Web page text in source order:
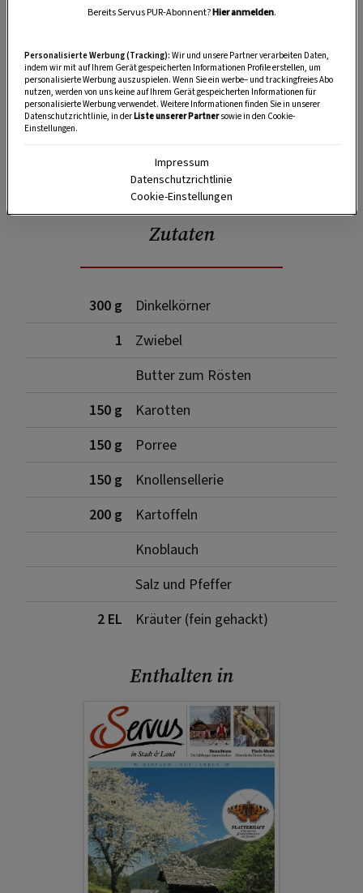
SPEICHERN DRUCKEN
Zutaten
300 g
Dinkelkörner
1
Zwiebel
Butter zum Rösten
150 g
Karotten
150 g
Porree
150 g
Knollensellerie
200 g
Kartoffeln
Knoblauch
Salz und Pfeffer
2 EL
Kräuter (fein gehackt)
Enthalten in
Bereits Servus PUR-Abonnent?Hier anmelden.
Personalisierte Werbung (Tracking): Wir und unsere Partner verarbeiten Daten,
indem wir mit auf Ihrem Gerät gespeicherten Informationen Profile erstellen, um
personalisierte Werbung auszuspielen. Wenn Sie ein werbe– und trackingfreies Abo
nutzen, werden von uns keine auf Ihrem Gerät gespeicherten Informationen für
personalisierte Werbung verwendet. Weitere Informationen finden Sie in unserer
Datenschutzrichtlinie, in derListe unserer Partnersowie in den Cookie-
Einstellungen.
Impressum
Datenschutzrichtlinie
Cookie-Einstellungen